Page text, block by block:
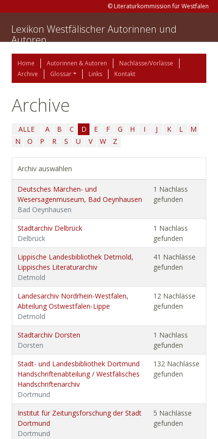
© Literaturkommission für Westfalen
Lexikon Westfälischer Autorinnen und
Autoren
Home Autorinnen & Autoren
Nachlässe/Vorlässe
Archive
Glossar Links Kontakt
Archive
ALLE A B C D E F G H I J K L
M
N
O P R S U V W Z
Archiv auswählen
Deutsches Märchen- und
Wesersagenmuseum, Bad Oeynhausen
Bad Oeynhausen
1 Nachlass
gefunden
Stadtarchiv Delbrück
Delbrück
1 Nachlass
gefunden
Lippische Landesbibliothek Detmold,
Lippisches Literaturarchiv
Detmold
41 Nachlässe
gefunden
Landesarchiv Nordrhein-Westfalen,
Abteilung Ostwestfalen-Lippe
Detmold
12 Nachlässe
gefunden
Stadtarchiv Dorsten
Dorsten
1 Nachlass
gefunden
Stadt- und Landesbibliothek Dortmund
Handschriftenabteilung / Westfälisches
Handschriftenarchiv
Dortmund
132 Nachlässe
gefunden
Institut für Zeitungsforschung der Stadt
Dortmund
Dortmund
5 Nachlässe
gefunden